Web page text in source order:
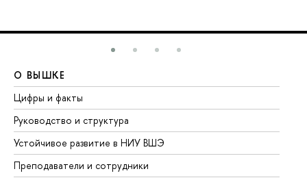
О ВЫШКЕ
Цифры и факты
Руководство и структура
Устойчивое развитие в НИУ ВШЭ
Преподаватели и сотрудники